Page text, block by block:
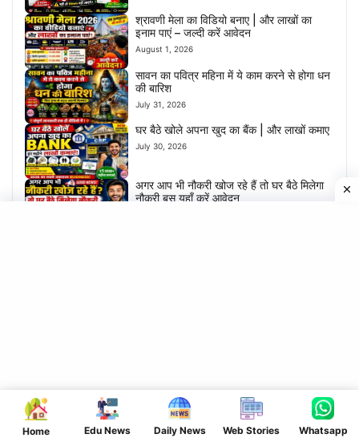
Home Edu News Daily News Web Stories Whatsapp
श्रावणी मेला का विडियो बनाए | और लाखों का
इनाम पाएं – जल्दी करें आवेदन
August 1, 2026
सावन का पवित्र महिना में ये काम करने से होगा धन
की बारिश
July 31, 2026
घर बैठे खोले अपना खुद का बैंक | और लाखों कमाए
July 30, 2026
अगर आप भी नौकरी खोज रहे हैं तो घर बैठे मिलेगा
नौकरी बस यहाँ करें आवेदन
पैसो की होगी बारिश- आज से घर में रखे ये चिजें-
नहीं आएगी गरिबी
July 24, 2026